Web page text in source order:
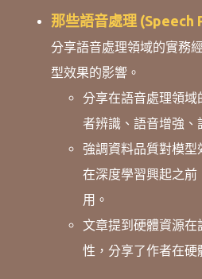
那些語音處理 (Speech
分享語音處理領域的實務
型效果的影響。
分享在語音處理領
者辨識、語音增強、
強調資料品質對模型
在深度學習興起之
用。
文章提到硬體資源在
性，分享了作者在硬